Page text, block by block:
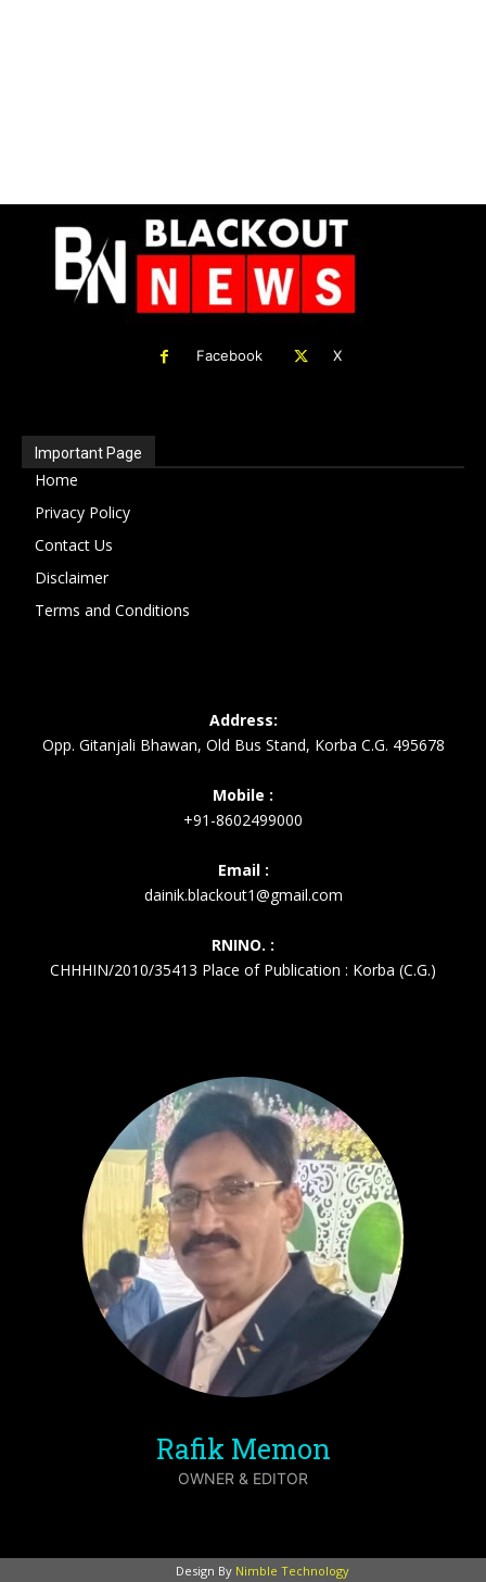
Facebook X
Important Page
Home
Privacy Policy
Contact Us
Disclaimer
Terms and Conditions
Address:
Opp. Gitanjali Bhawan, Old Bus Stand, Korba C.G. 495678
Mobile :
+91-8602499000
Email :
dainik.blackout1@gmail.com
RNINO. :
CHHHIN/2010/35413 Place of Publication : Korba (C.G.)
Rafik Memon
OWNER & EDITOR
Design By Nimble Technology